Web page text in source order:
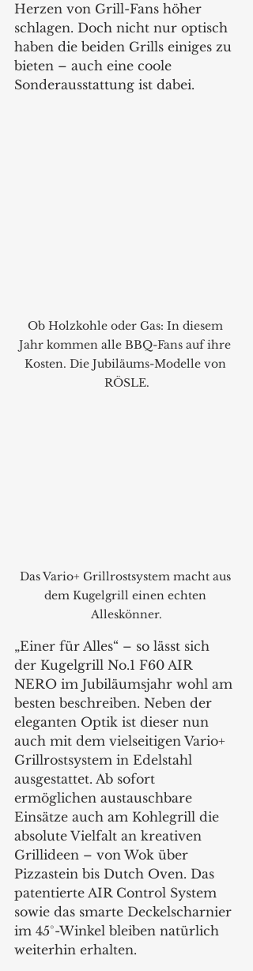
Herzen von Grill-Fans höher
schlagen. Doch nicht nur optisch
haben die beiden Grills einiges zu
bieten – auch eine coole
Sonderausstattung ist dabei.
Ob Holzkohle oder Gas: In diesem
Jahr kommen alle BBQ-Fans auf ihre
Kosten. Die Jubiläums-Modelle von
RÖSLE.
Das Vario+ Grillrostsystem macht aus
dem Kugelgrill einen echten
Alleskönner.
„Einer für Alles“ – so lässt sich
der Kugelgrill No.1 F60 AIR
NERO im Jubiläumsjahr wohl am
besten beschreiben. Neben der
eleganten Optik ist dieser nun
auch mit dem vielseitigen Vario+
Grillrostsystem in Edelstahl
ausgestattet. Ab sofort
ermöglichen austauschbare
Einsätze auch am Kohlegrill die
absolute Vielfalt an kreativen
Grillideen – von Wok über
Pizzastein bis Dutch Oven. Das
patentierte AIR Control System
sowie das smarte Deckelscharnier
im 45°-Winkel bleiben natürlich
weiterhin erhalten.